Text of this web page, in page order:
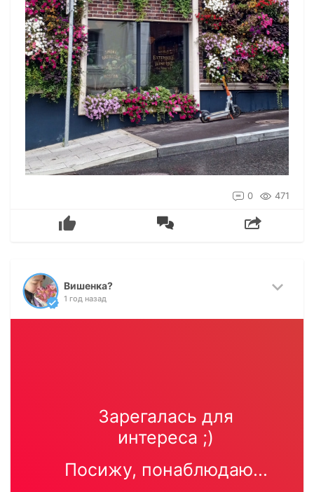
0 471
Вишенка?
1 год назад
Зарегалась для
интереса ;)
Посижу, понаблюдаю...